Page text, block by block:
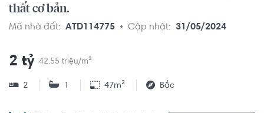
thất cơ bản.
Mã nhà đất: ATD114775 Cập nhật: 31/05/2024
2 tỷ 42.55 triệu/m²
2 1 47m² Bắc